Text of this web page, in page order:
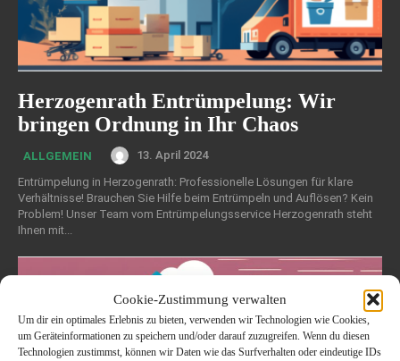
Cookie-Zustimmung verwalten
Um dir ein optimales Erlebnis zu bieten, verwenden wir Technologien wie Cookies,
um Geräteinformationen zu speichern und/oder darauf zuzugreifen. Wenn du diesen
Technologien zustimmst, können wir Daten wie das Surfverhalten oder eindeutige IDs
Herzogenrath Entrümpelung: Wir
bringen Ordnung in Ihr Chaos
ALLGEMEIN
13. April 2024
Entrümpelung in Herzogenrath: Professionelle Lösungen für klare
Verhältnisse! Brauchen Sie Hilfe beim Entrümpeln und Auflösen? Kein
Problem! Unser Team vom Entrümpelungsservice Herzogenrath steht
Ihnen mit...